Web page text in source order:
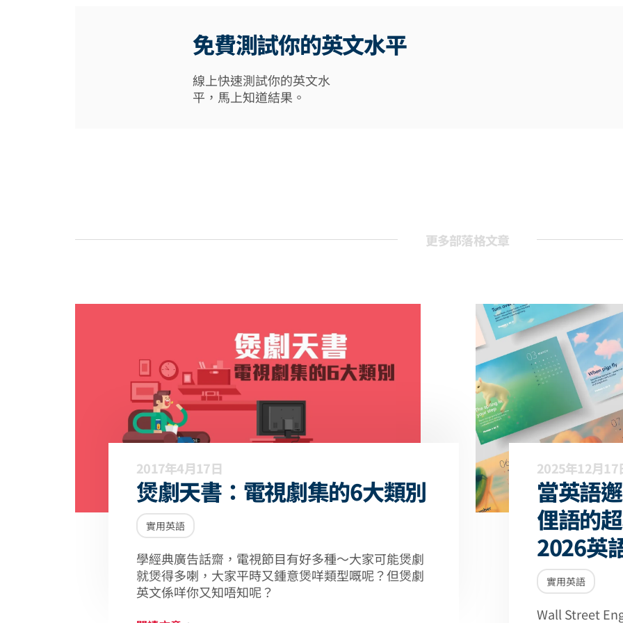
免費測試你的英文水平
線上快速測試你的英文水
平，馬上知道結果。
更多部落格文章
2017年4月17日
煲劇天書：電視劇集的6大類別
實用英語
學經典廣告話齋，電視節目有好多種～大家可能煲劇
就煲得多喇，大家平時又鍾意煲咩類型嘅呢？但煲劇
英文係咩你又知唔知呢？
2025年12月17
當英語
俚語的
2026英
實用英語
Wall Street